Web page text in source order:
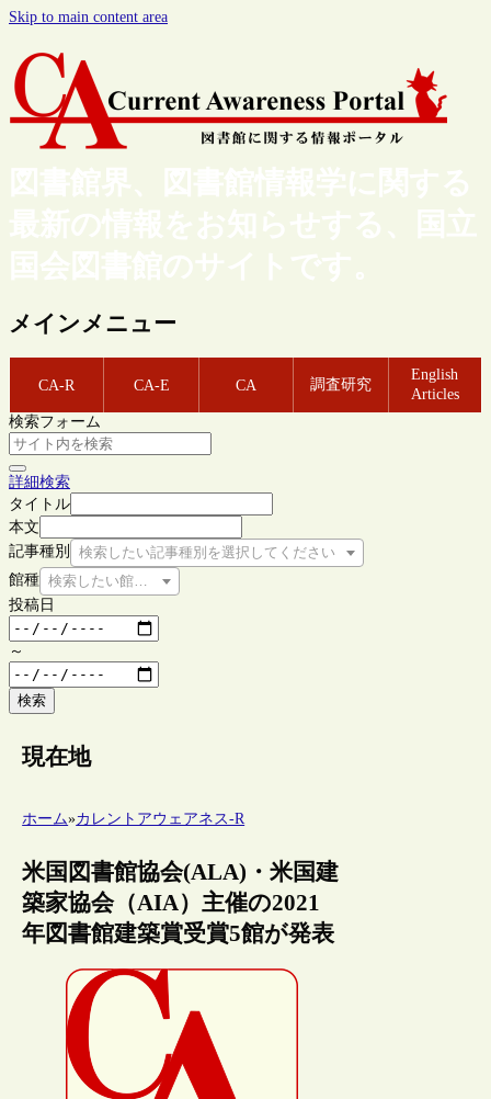
Skip to main content area
図書館界、図書館情報学に関する
最新の情報をお知らせする、国立
国会図書館のサイトです。
メインメニュー
CA-R CA-E CA 調査研究
English
Articles
検索フォーム
詳細検索
タイトル
本文
記事種別
検索したい記事種別を選択してください
館種 検索したい館種を選択してください
投稿日
～
検索
現在地
ホーム»カレントアウェアネス-R
米国図書館協会(ALA)・米国建
築家協会（AIA）主催の2021
年図書館建築賞受賞5館が発表